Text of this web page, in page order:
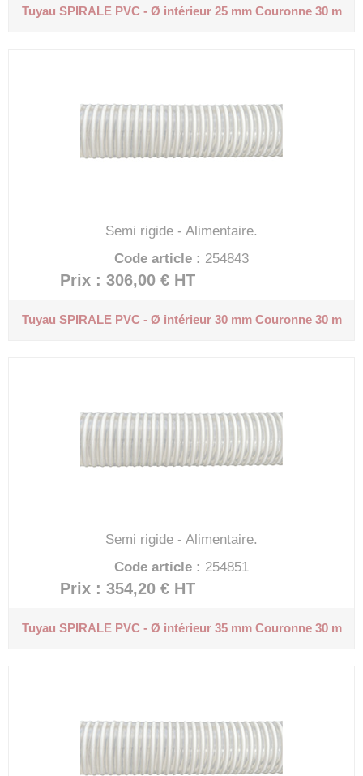
Tuyau SPIRALE PVC - Ø intérieur 25 mmCouronne 30 m
Semi rigide - Alimentaire.
Code article : 254843
Prix : 306,00 € HT
Tuyau SPIRALE PVC - Ø intérieur 30 mmCouronne 30 m
Semi rigide - Alimentaire.
Code article : 254851
Prix : 354,20 € HT
Tuyau SPIRALE PVC - Ø intérieur 35 mmCouronne 30 m